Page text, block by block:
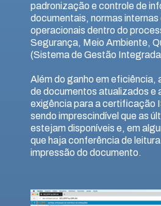
padronização e controle de
documentais, normas
operacionais dentro do
Segurança, Meio Ambiente,
(Sistema de Gestão
Além do ganho em eficiência,
de documentos atualizados e
exigência para a certificação
sendo imprescindível que as
estejam disponíveis e, em
que haja conferência de
impressão do documento.